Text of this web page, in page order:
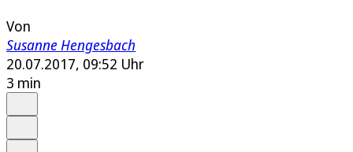
Von
Susanne Hengesbach
20.07.2017, 09:52 Uhr
3 min